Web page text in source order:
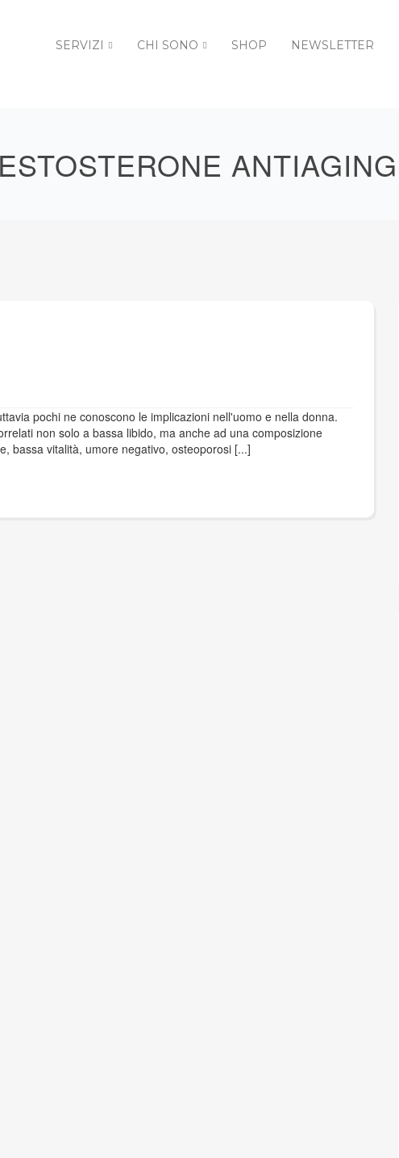
SERVIZI CHI SONO SHOP NEWSLETTER
ANTIAGING
pochi ne conoscono le implicazioni nell'uomo e nella donna.
non solo a bassa libido, ma anche ad una composizione
bassa vitalità, umore negativo, osteoporosi [...]